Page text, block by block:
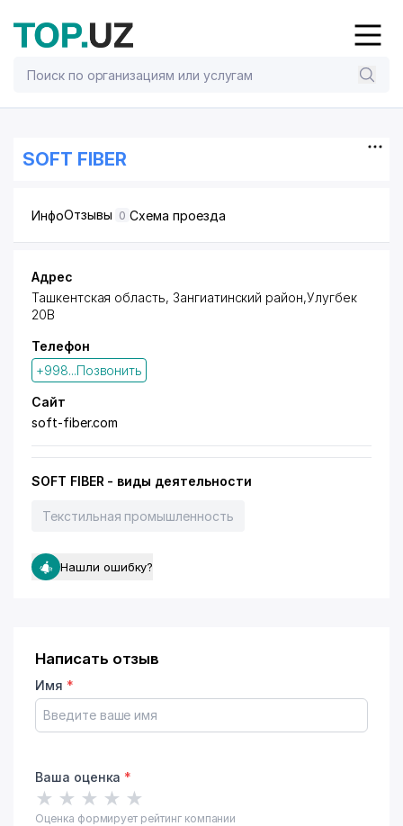
SOFT FIBER
ИнфоОтзывы 0 Схема проезда
Адрес
Ташкентская область, Зангиатинский район,Улугбек
20В
Телефон
+998...Позвонить
Сайт
soft-fiber.com
SOFT FIBER - виды деятельности
Текстильная промышленность
Нашли ошибку?
Написать отзыв
Имя *
Ваша оценка *
★ ★ ★ ★ ★
Оценка формирует рейтинг компании